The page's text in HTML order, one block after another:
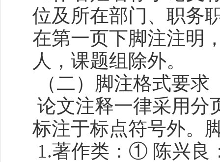
位及所在部门、职务
在第一页下脚注注明
人，课题组除外。
（二）脚注格式要求
论文注释一律采用
标注于标点符号外。
1.著作类：① 陈兴良